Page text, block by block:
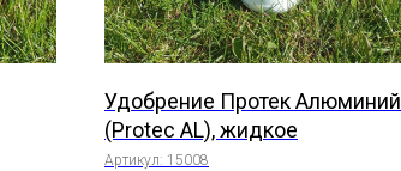
Удобрение Протек Алюминий
(Protec AL), жидкое
Артикул: 15008